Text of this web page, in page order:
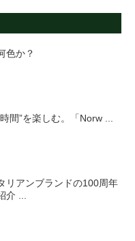
色か？
間”を楽しむ。「Norw ...
リアンブランドの100周年
...